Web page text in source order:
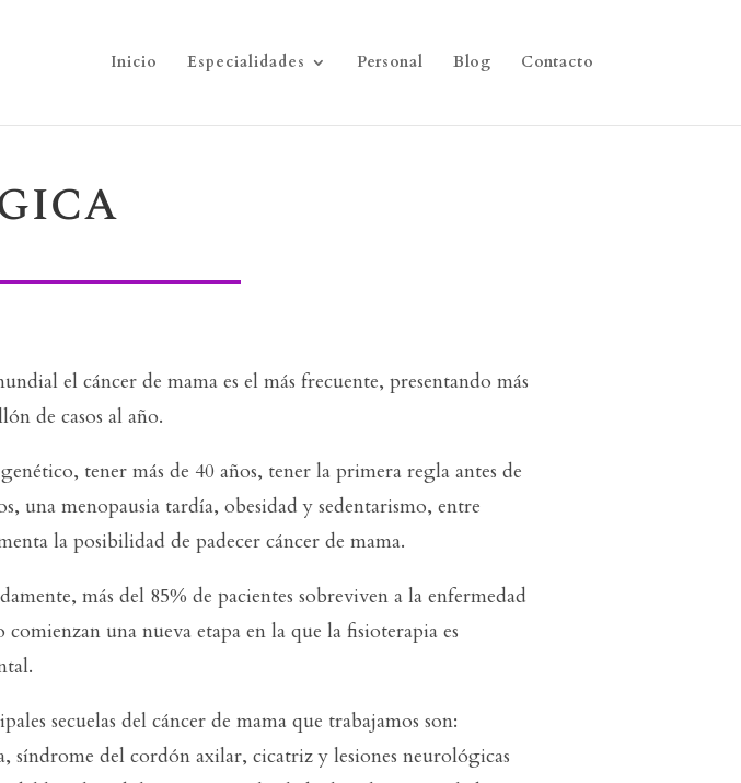
Inicio Especialidades Personal Blog Contacto
el cáncer de mama es el más frecuente, presentando más
de casos al año.
tener más de 40 años, tener la primera regla antes de
una menopausia tardía, obesidad y sedentarismo, entre
la posibilidad de padecer cáncer de mama.
más del 85% de pacientes sobreviven a la enfermedad
comienzan una nueva etapa en la que la fisioterapia es
secuelas del cáncer de mama que trabajamos son:
síndrome del cordón axilar, cicatriz y lesiones neurológicas